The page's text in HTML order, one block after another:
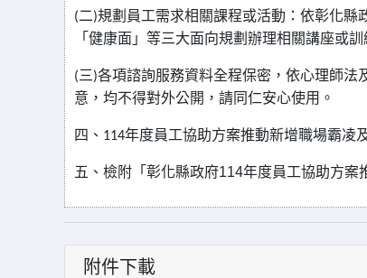
(二)規劃員工需求相關課程或活動：依彰化縣
「健康面」等三大面向規劃辦理相關講座或
(三)各項諮詢服務資料全程保密，依心理師法
意，均不得對外公開，請同仁安心使用。
四、 114年度員工協助方案推動新增職場霸凌
五、檢附「彰化縣政府114年度員工協助方案
附件下載